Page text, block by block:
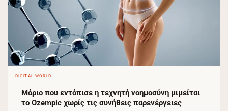
DIGITAL WORLD
Μόριο που εντόπισε η τεχνητή νοημοσύνη μιμείται
το Ozempic χωρίς τις συνήθεις παρενέργειες